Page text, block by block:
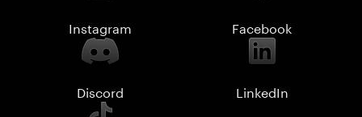
Instagram Facebook
Discord LinkedIn